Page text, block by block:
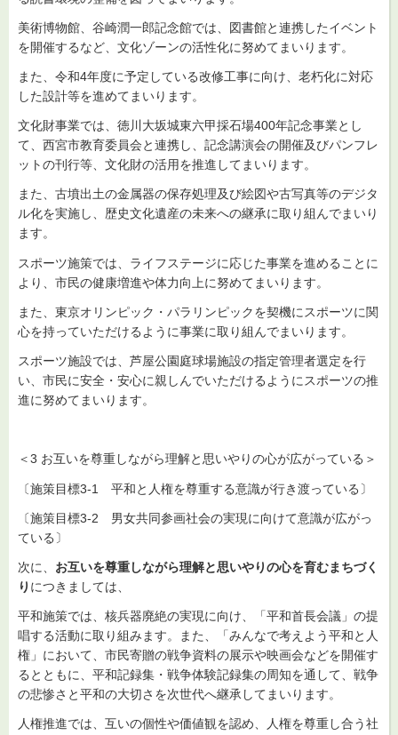
美術博物館、谷崎潤一郎記念館では、図書館と連携したイベント
を開催するなど、文化ゾーンの活性化に努めてまいります。
また、令和4年度に予定している改修工事に向け、老朽化に対応
した設計等を進めてまいります。
文化財事業では、徳川大坂城東六甲採石場400年記念事業とし
て、西宮市教育委員会と連携し、記念講演会の開催及びパンフレ
ットの刊行等、文化財の活用を推進してまいります。
また、古墳出土の金属器の保存処理及び絵図や古写真等のデジタ
ル化を実施し、歴史文化遺産の未来への継承に取り組んでまいり
ます。
スポーツ施策では、ライフステージに応じた事業を進めることに
より、市民の健康増進や体力向上に努めてまいります。
また、東京オリンピック・パラリンピックを契機にスポーツに関
心を持っていただけるように事業に取り組んでまいります。
スポーツ施設では、芦屋公園庭球場施設の指定管理者選定を行
い、市民に安全・安心に親しんでいただけるようにスポーツの推
進に努めてまいります。
＜3 お互いを尊重しながら理解と思いやりの心が広がっている＞
〔施策目標3-1 平和と人権を尊重する意識が行き渡っている〕
〔施策目標3-2 男女共同参画社会の実現に向けて意識が広がっ
ている〕
次に、 お互いを尊重しながら理解と思いやりの心を育むまちづく
り につきましては、
平和施策では、核兵器廃絶の実現に向け、「平和首長会議」の提
唱する活動に取り組みます。また、「みんなで考えよう平和と人
権」において、市民寄贈の戦争資料の展示や映画会などを開催す
るとともに、平和記録集・戦争体験記録集の周知を通して、戦争
の悲惨さと平和の大切さを次世代へ継承してまいります。
人権推進では、互いの個性や価値観を認め、人権を尊重し合う社